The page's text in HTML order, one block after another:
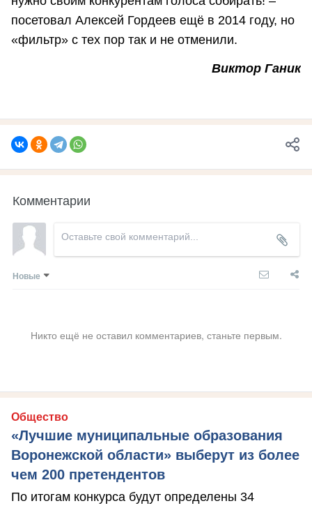
посетовал Алексей Гордеев ещё в 2014 году, но
«фильтр» с тех пор так и не отменили.
Виктор Ганик
Комментарии
Новые
Никто ещё не оставил комментариев, станьте первым.
Общество
«Лучшие муниципальные образования
Воронежской области» выберут из более
чем 200 претендентов
По итогам конкурса будут определены 34